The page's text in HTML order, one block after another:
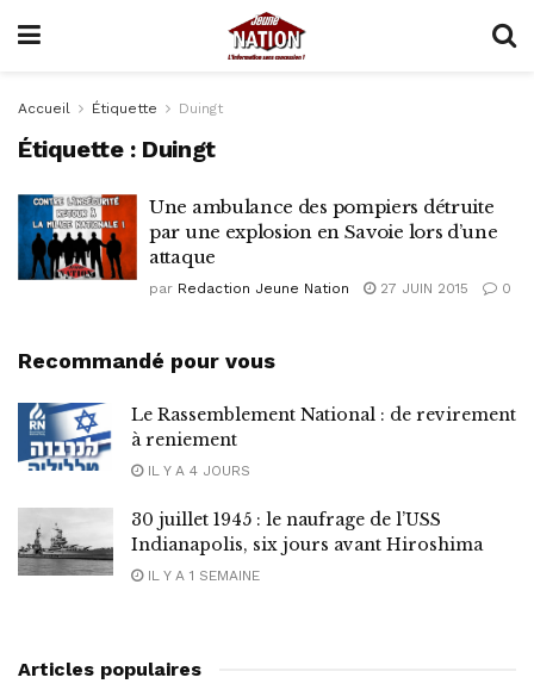
Accueil Étiquette Duingt
Étiquette : Duingt
Une ambulance des pompiers détruite
par une explosion en Savoie lors d’une
attaque
par Redaction Jeune Nation 27 JUIN 2015 0
Recommandé pour vous
Le Rassemblement National : de revirement
à reniement
IL Y A 4 JOURS
30 juillet 1945 : le naufrage de l’USS
Indianapolis, six jours avant Hiroshima
IL Y A 1 SEMAINE
Articles populaires